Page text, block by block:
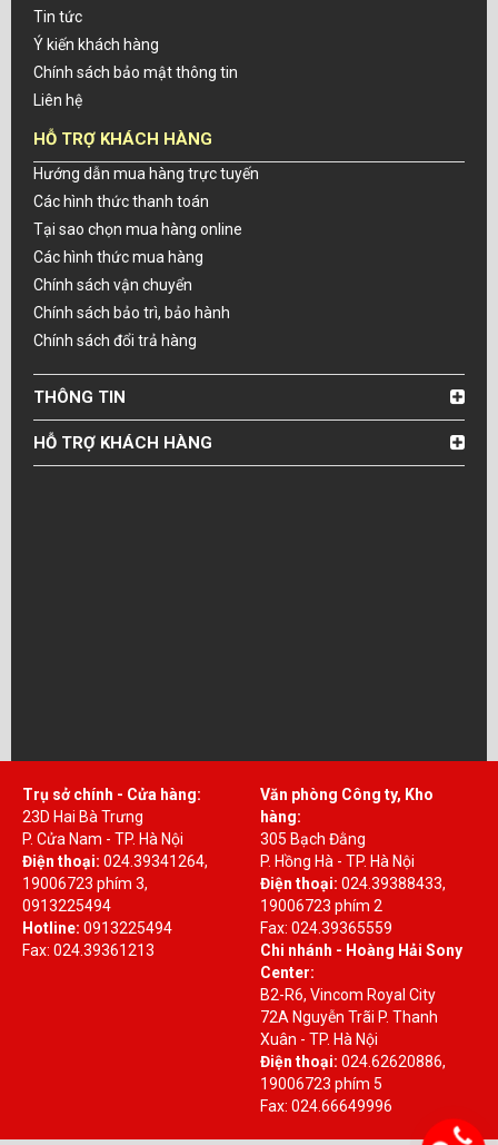
Tin tức
Ý kiến khách hàng
Chính sách bảo mật thông tin
Liên hệ
HỖ TRỢ KHÁCH HÀNG
Hướng dẫn mua hàng trực tuyến
Các hình thức thanh toán
Tại sao chọn mua hàng online
Các hình thức mua hàng
Chính sách vận chuyển
Chính sách bảo trì, bảo hành
Chính sách đổi trả hàng
THÔNG TIN
HỖ TRỢ KHÁCH HÀNG
Trụ sở chính - Cửa hàng:
23D Hai Bà Trưng
P. Cửa Nam - TP. Hà Nội
Điện thoại: 024.39341264,
19006723 phím 3,
0913225494
Hotline: 0913225494
Fax: 024.39361213
Văn phòng Công ty, Kho
hàng:
305 Bạch Đằng
P. Hồng Hà - TP. Hà Nội
Điện thoại: 024.39388433,
19006723 phím 2
Fax: 024.39365559
Chi nhánh - Hoàng Hải Sony
Center:
B2-R6, Vincom Royal City
72A Nguyễn Trãi P. Thanh
Xuân - TP. Hà Nội
Điện thoại: 024.62620886,
19006723 phím 5
Fax: 024.66649996